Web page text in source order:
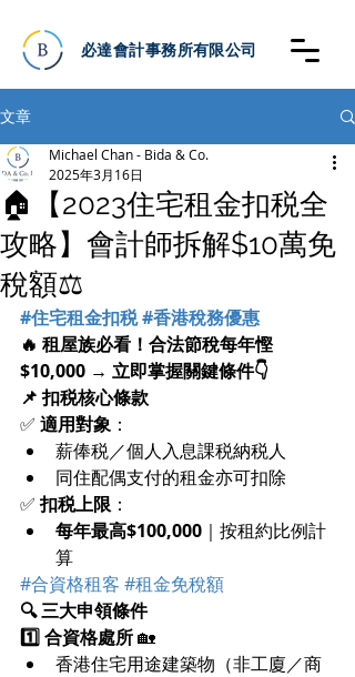
必達會計事務所有限公司
文章
🏠【2023住宅租金扣税全
攻略】會計師拆解$10萬免
稅額⚖️
Michael Chan - Bida & Co.
2025年3月16日
#住宅租金扣税#香港稅務優惠
🔥 租屋族必看！合法節稅每年慳
$10,000 → 立即掌握關鍵條件👇
📌 扣税核心條款
✅ 適用對象 ：
薪俸税／個人入息課税納税人
同住配偶支付的租金亦可扣除
✅ 扣税上限 ：
每年最高$100,000 ｜按租約比例計
算
#合資格租客 #租金免稅額
🔍 三大申領條件
1️⃣ 合資格處所 🏡
香港住宅用途建築物（非工廈／商